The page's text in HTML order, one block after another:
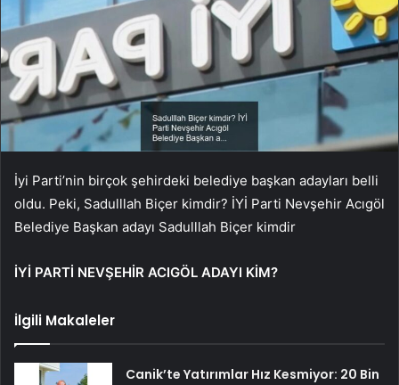
İyi Parti’nin birçok şehirdeki belediye başkan adayları belli
oldu. Peki, Sadulllah Biçer kimdir? İYİ Parti Nevşehir Acıgöl
Belediye Başkan adayı Sadulllah Biçer kimdir
İYİ PARTİ NEVŞEHİR ACIGÖL ADAYI KİM?
İlgili Makaleler
Canik’te Yatırımlar Hız Kesmiyor: 20 Bin